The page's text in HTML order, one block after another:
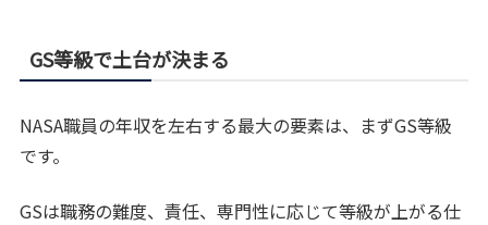
GS等級で土台が決まる
NASA職員の年収を左右する最大の要素は、まずGS等級
です。
GSは職務の難度、責任、専門性に応じて等級が上がる仕